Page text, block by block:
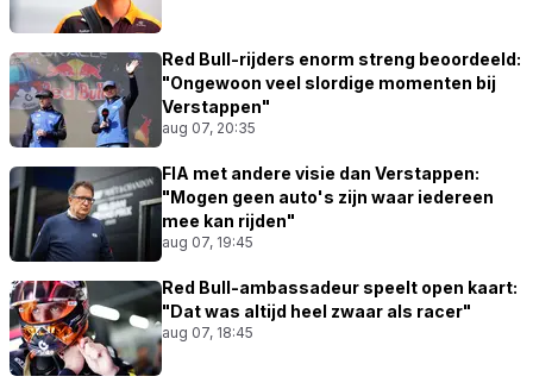
Red Bull-rijders enorm streng beoordeeld:
"Ongewoon veel slordige momenten bij
Verstappen"
aug 07, 20:35
FIA met andere visie dan Verstappen:
"Mogen geen auto's zijn waar iedereen
mee kan rijden"
aug 07, 19:45
Red Bull-ambassadeur speelt open kaart:
"Dat was altijd heel zwaar als racer"
aug 07, 18:45